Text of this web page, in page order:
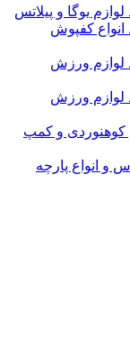
یوگا و پیلاتس
انواع کفپوش
لوازم ورزش
لوازم ورزش
کوهنوردی و کمپ
انواع پارچه